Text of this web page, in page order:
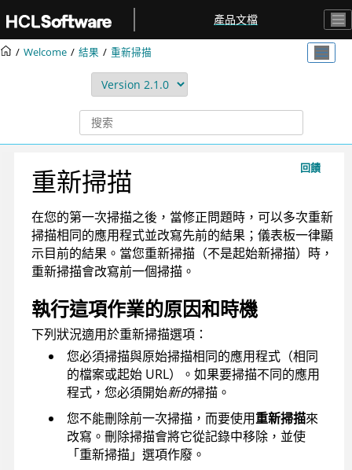
產品文檔
Welcome 結果 重新掃描
回饋
重新掃描
在您的第一次掃描之後，當修正問題時，可以多次重新
掃描相同的應用程式並改寫先前的結果；儀表板一律顯
示目前的結果。當您重新掃描（不是起始新掃描）時，
重新掃描會改寫前一個掃描。
執行這項作業的原因和時機
下列狀況適用於重新掃描選項：
您必須掃描與原始掃描相同的應用程式（相同
的檔案或起始 URL）。如果要掃描不同的應用
程式，您必須開始新的掃描。
您不能刪除前一次掃描，而要使用重新掃描來
改寫。刪除掃描會將它從記錄中移除，並使
「重新掃描」選項作廢。